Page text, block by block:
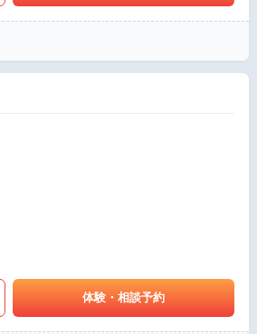
体験・相談予約